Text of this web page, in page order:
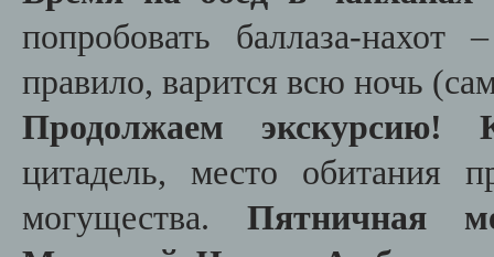
попробовать баллаза-
правило, варится всю ночь
Продолжаем экскурсию!
цитадель, место обитания
могущества. Пятничная